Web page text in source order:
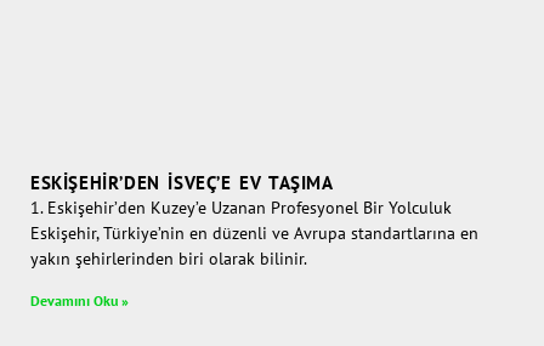
ESKIŞEHIR’DEN İSVEÇ’E EV TAŞIMA
1. Eskişehir’den Kuzey’e Uzanan Profesyonel Bir Yolculuk
Eskişehir, Türkiye’nin en düzenli ve Avrupa standartlarına en
yakın şehirlerinden biri olarak bilinir.
Devamını Oku »